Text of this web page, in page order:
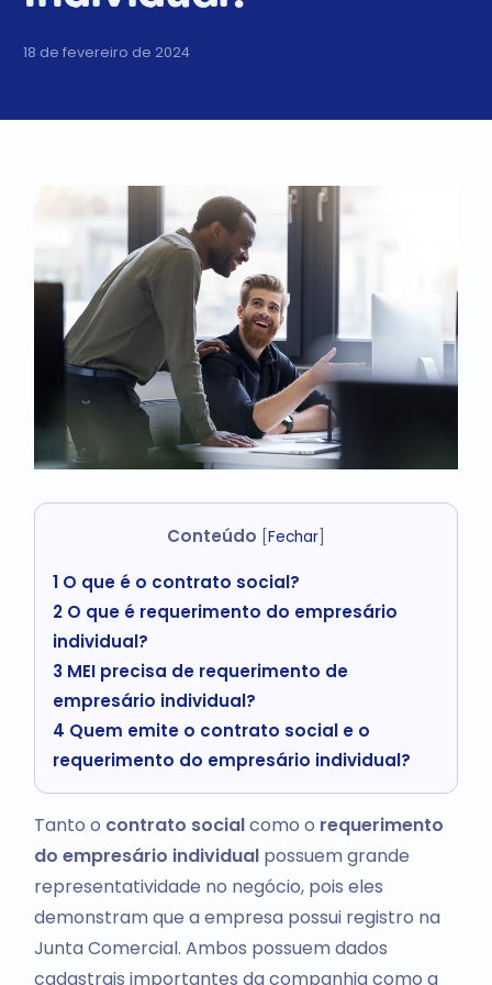
18 de fevereiro de 2024
Conteúdo [Fechar]
1O que é o contrato social?
2O que é requerimento do empresário
individual?
3MEI precisa de requerimento de
empresário individual?
4 Quem emite o contrato social e o
requerimento do empresário individual?
Tanto o contrato socialcomo o requerimento
do empresário individualpossuem grande
representatividade no negócio, pois eles
demonstram que a empresa possui registro na
Junta Comercial. Ambos possuem dados
cadastrais importantes da companhia como a